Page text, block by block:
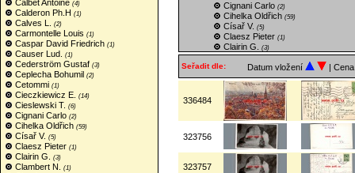
Calbet Antoine (4)
Calderon Ph.H (1)
Calves L. (2)
Carmontelle Louis (1)
Caspar David Friedrich (1)
Causer Lud. (1)
Cederström Gustaf (3)
Ceplecha Bohumil (2)
Cetommi (1)
Cieczkiewicz E. (14)
Cieslewski T. (6)
Cignani Carlo (2)
Cihelka Oldřich (59)
Císař V. (5)
Claesz Pieter (1)
Clairin G. (3)
Clambert N. (1)
Cignani Carlo (2)
Cihelka Oldřich (59)
Císař V. (5)
Claesz Pieter (1)
Clairin G. (3)
Seřadit dle: Datum vložení |
336484
323756
323757